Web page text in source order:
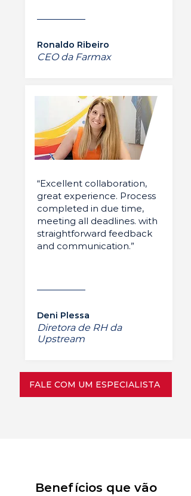
Ronaldo Ribeiro
CEO da Farmax
“Excellent collaboration,
great experience. Process
completed in due time,
meeting all deadlines. with
straightforward feedback
and communication.”
Deni Plessa
Diretora de RH da
Upstream
FALE COM UM ESPECIALISTA
Benefícios que vão